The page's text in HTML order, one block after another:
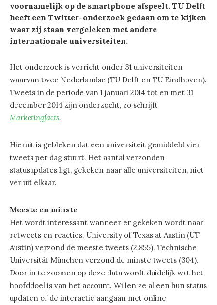
voornamelijk op de smartphone afspeelt. TU Delft
heeft een Twitter-onderzoek gedaan om te kijken
waar zij staan vergeleken met andere
internationale universiteiten.
Het onderzoek is verricht onder 31 universiteiten
waarvan twee Nederlandse (TU Delft en TU Eindhoven).
Tweets in de periode van 1 januari 2014 tot en met 31
december 2014 zijn onderzocht, zo schrijft
Marketingfacts.
Hieruit is gebleken dat een universiteit gemiddeld vier
tweets per dag stuurt. Het aantal verzonden
statusupdates ligt, gekeken naar alle universiteiten, niet
ver uit elkaar.
Meeste en minste
Het wordt interessant wanneer er gekeken wordt naar
retweets en reacties. University of Texas at Austin (UT
Austin) verzond de meeste tweets (2.855). Technische
Universität München verzond de minste tweets (304).
Door in te zoomen op deze data wordt duidelijk wat het
hoofddoel is van het account. Willen ze alleen hun status
updaten of de interactie aangaan met online